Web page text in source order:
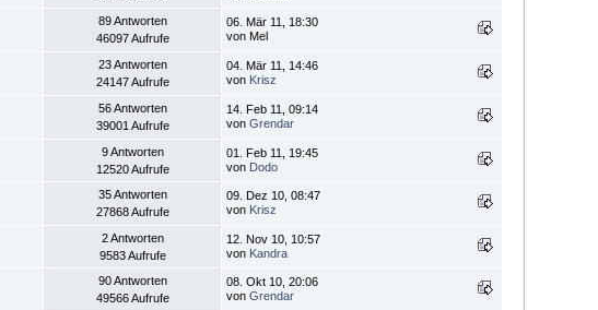
89 Antworten
46097 Aufrufe
06. Mär 11, 18:30
von Mel
23 Antworten
24147 Aufrufe
04. Mär 11, 14:46
von Krisz
56 Antworten
39001 Aufrufe
14. Feb 11, 09:14
vonGrendar
9 Antworten
12520 Aufrufe
01. Feb 11, 19:45
von Dodo
35 Antworten
27868 Aufrufe
09. Dez 10, 08:47
von Krisz
2 Antworten
9583 Aufrufe
12. Nov 10, 10:57
von Kandra
90 Antworten
49566 Aufrufe
08. Okt 10, 20:06
vonGrendar